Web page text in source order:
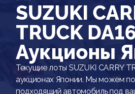
SUZUKI
TRUCK
Аукционы
Текущие лоты SUZUKI CARRY
аукционах Японии. Мы можем
подходящий автомобиль под